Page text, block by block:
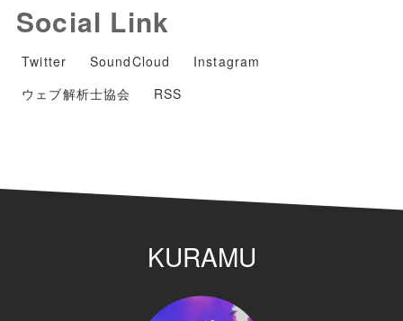
Social Link
Twitter SoundCloud
Instagram
ウェブ解析士協会
RSS
KURAMU